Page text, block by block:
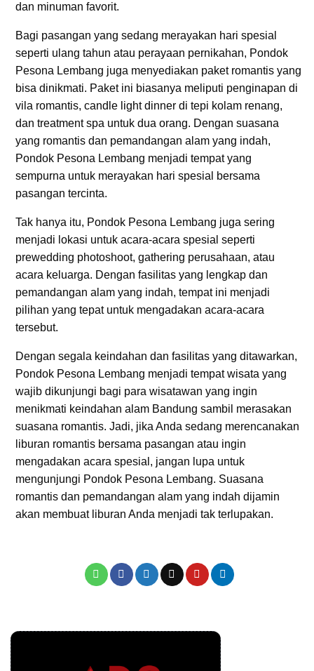
dan minuman favorit.
Bagi pasangan yang sedang merayakan hari spesial
seperti ulang tahun atau perayaan pernikahan, Pondok
Pesona Lembang juga menyediakan paket romantis yang
bisa dinikmati. Paket ini biasanya meliputi penginapan di
vila romantis, candle light dinner di tepi kolam renang,
dan treatment spa untuk dua orang. Dengan suasana
yang romantis dan pemandangan alam yang indah,
Pondok Pesona Lembang menjadi tempat yang
sempurna untuk merayakan hari spesial bersama
pasangan tercinta.
Tak hanya itu, Pondok Pesona Lembang juga sering
menjadi lokasi untuk acara-acara spesial seperti
prewedding photoshoot, gathering perusahaan, atau
acara keluarga. Dengan fasilitas yang lengkap dan
pemandangan alam yang indah, tempat ini menjadi
pilihan yang tepat untuk mengadakan acara-acara
tersebut.
Dengan segala keindahan dan fasilitas yang ditawarkan,
Pondok Pesona Lembang menjadi tempat wisata yang
wajib dikunjungi bagi para wisatawan yang ingin
menikmati keindahan alam Bandung sambil merasakan
suasana romantis. Jadi, jika Anda sedang merencanakan
liburan romantis bersama pasangan atau ingin
mengadakan acara spesial, jangan lupa untuk
mengunjungi Pondok Pesona Lembang. Suasana
romantis dan pemandangan alam yang indah dijamin
akan membuat liburan Anda menjadi tak terlupakan.